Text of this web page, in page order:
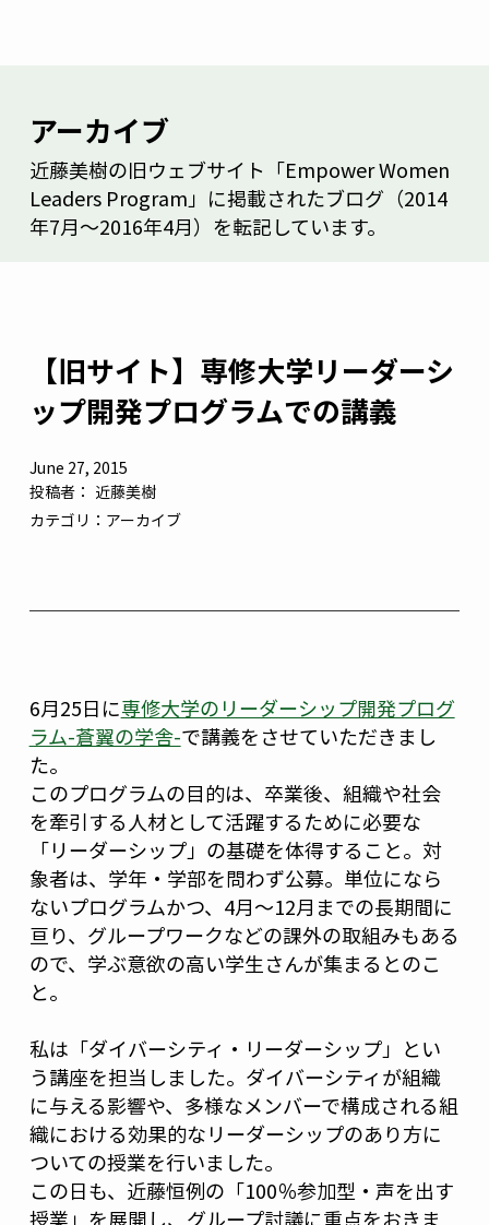
6月25日に専修大学のリーダーシップ開発プログ
ラム-蒼翼の学舎-で講義をさせていただきまし
た。
このプログラムの目的は、卒業後、組織や社会
を牽引する人材として活躍するために必要な
「リーダーシップ」の基礎を体得すること。対
象者は、学年・学部を問わず公募。単位になら
ないプログラムかつ、4月～12月までの長期間に
亘り、グループワークなどの課外の取組みもある
ので、学ぶ意欲の高い学生さんが集まるとのこ
と。
私は「ダイバーシティ・リーダーシップ」とい
う講座を担当しました。ダイバーシティが組織
に与える影響や、多様なメンバーで構成される組
織における効果的なリーダーシップのあり方に
ついての授業を行いました。
この日も、近藤恒例の「100％参加型・声を出す
授業」を展開し、グループ討議に重点をおきま
June 27, 2015
投稿者：
アーカイブ
カテゴリ：
近藤美樹
【旧サイト】専修大学リーダーシ
ップ開発プログラムでの講義
アーカイブ
近藤美樹の旧ウェブサイト「Empower Women
Leaders Program」に掲載されたブログ（2014
年7月～2016年4月）を転記しています。